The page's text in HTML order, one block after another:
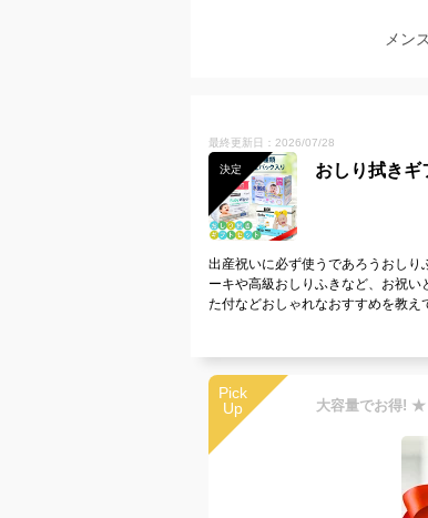
メン
最終更新日：2026/07/28
決定 おしり拭きギ
出産祝いに必ず使うであろうおし
ーキや高級おしりふきなど、お祝
た付などおしゃれなおすすめを教え
Pick
Up